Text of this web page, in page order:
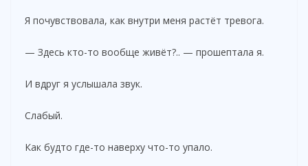
Я почувствовала, как внутри меня растёт тревога.
— Здесь кто-то вообще живёт?.. — прошептала я.
И вдруг я услышала звук.
Слабый.
Как будто где-то наверху что-то упало.